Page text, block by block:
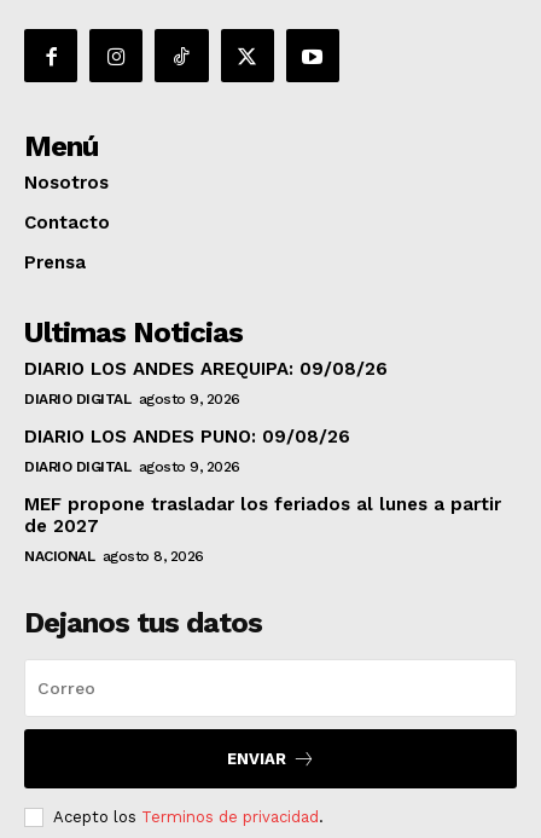
Menú
Nosotros
Contacto
Prensa
Ultimas Noticias
DIARIO LOS ANDES AREQUIPA: 09/08/26
DIARIO DIGITAL agosto 9, 2026
DIARIO LOS ANDES PUNO: 09/08/26
DIARIO DIGITAL agosto 9, 2026
MEF propone trasladar los feriados al lunes a partir
de 2027
NACIONAL agosto 8, 2026
Dejanos tus datos
ENVIAR
Acepto los Terminos de privacidad.